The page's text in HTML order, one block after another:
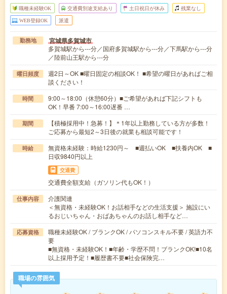
職種未経験OK 交通費別途支給あり 土日祝日が休み 残業なし
WEB登録OK 派遣
勤務地 宮城県多賀城市
多賀城駅から---分／国府多賀城駅から---分／下馬駅から---分
／陸前山王駅から---分
曜日頻度
週2日～OK ■曜日固定の相談OK！ ■希望の曜日があればご相
談ください！
時間
9:00～18:00（休憩60分）■ご希望があれば下記シフトも
OK！早番 7:00～16:00遅番 …
期間
【積極採用中！急募！】＊1年以上勤務している方が多数！
ご応募から最短2～3日後の就業も相談可能です！
時給
無資格未経験：時給1230円～ ■週払いOK ■扶養内OK ■
日収9840円以上
交通費
交通費全額支給（ガソリン代もOK！）
仕事内容
介護関連
＜無資格・未経験OK！お話相手などの生活支援＞ 施設にい
るおじいちゃん・おばあちゃんのお話し相手など…
応募資格
職種未経験OK / ブランクOK / パソコンスキル不要 / 英語力不
要
■無資格・未経験OK！■年齢・学歴不問！ブランクOK!■10名
以上採用予定！■履歴書不要■社会保険完…
職場の雰囲気